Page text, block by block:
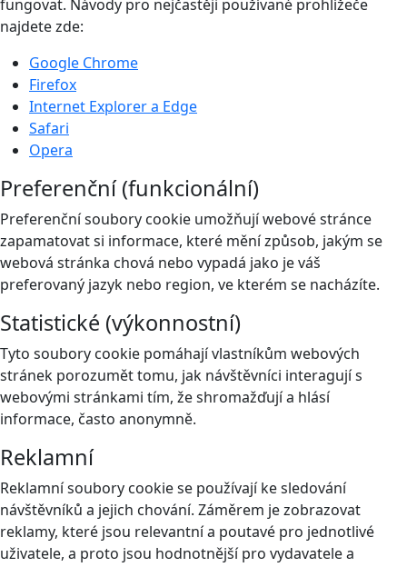
fungovat. Návody pro nejčastěji používané prohlížeče
najdete zde:
Google Chrome
Firefox
Internet Explorer a Edge
Safari
Opera
Preferenční (funkcionální)
Preferenční soubory cookie umožňují webové stránce
zapamatovat si informace, které mění způsob, jakým se
webová stránka chová nebo vypadá jako je váš
preferovaný jazyk nebo region, ve kterém se nacházíte.
Statistické (výkonnostní)
Tyto soubory cookie pomáhají vlastníkům webových
stránek porozumět tomu, jak návštěvníci interagují s
webovými stránkami tím, že shromažďují a hlásí
informace, často anonymně.
Reklamní
Reklamní soubory cookie se používají ke sledování
návštěvníků a jejich chování. Záměrem je zobrazovat
reklamy, které jsou relevantní a poutavé pro jednotlivé
uživatele, a proto jsou hodnotnější pro vydavatele a